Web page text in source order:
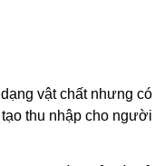
vật chất nhưng
thu nhập cho